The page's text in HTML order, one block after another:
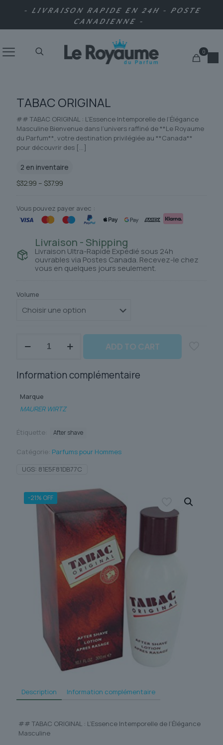
- LIVRAISON RAPIDE EN 24H - POSTE
CANADIENNE -
0
-21% OFF
Description Information complémentaire
## TABAC ORIGINAL : L’Essence Intemporelle de l’Élégance
Masculine
TABAC ORIGINAL
## TABAC ORIGINAL : L’Essence Intemporelle de l’Élégance
Masculine Bienvenue dans l’univers raffiné de **Le Royaume
du Parfum**, votre destination privilégiée au **Canada**
pour découvrir des […]
2 en inventaire
$32.99 – $37.99Plage
$32.99
à
$37.99
Vous pouvez payer avec :
Livraison - Shipping
Livraison Ultra-Rapide Expédié sous 24h
ouvrables via Postes Canada. Recevez-le chez
vous en quelques jours seulement.
Volume
ADD TO CART
Information complémentaire
Marque
MAURER WIRTZ
Étiquette: After shave
Catégorie: Parfums pour Hommes
UGS: 81E5F81DB77C